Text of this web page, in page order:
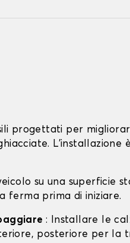
progettati per
L'installazione
su una superficie
ferma prima di iniziare.
: Installare le
posteriore per la